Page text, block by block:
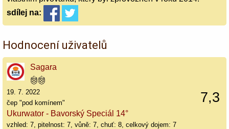
sdílej na:
Hodnocení uživatelů
Sagara
7,3
19. 7. 2022
čep "pod komínem"
Ukurwator - Bavorský Speciál 14°
vzhled: 7, pitelnost: 7, vůně: 7, chuť: 8, celkový dojem: 7